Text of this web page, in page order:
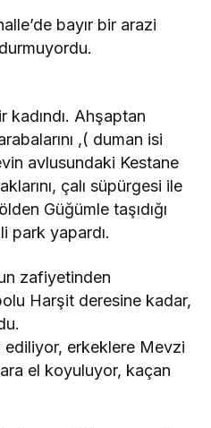
bayır bir arazi
Ahşaptan
,( duman isi
avlusundaki Kestane
çalı süpürgesi ile
Güğümle taşıdığı
park yapardı.
zafiyetinden
Harşit deresine kadar,
ediliyor, erkeklere Mevzi
el koyuluyor, kaçan